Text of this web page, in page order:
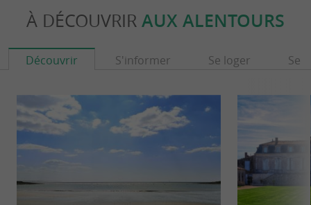
À DÉCOUVRIR AUX ALENTOURS
Découvrir S'informer Se loger Se